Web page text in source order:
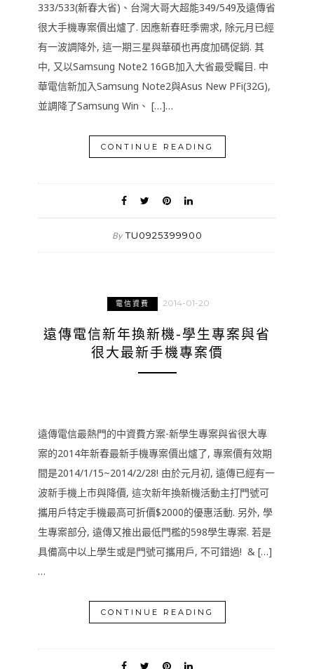
333/533(新春大省)、台灣大哥大超能349/549及遠傳省
很大手機專案價出爐了. 因應新春旺季需求, 除元月已經
有一波調降外, 這一期三星與華碩也再度加碼促銷. 其
中, 又以Samsung Note2 16GB加入大省最受矚目. 中
華電信新加入Samsung Note2與Asus New PFi(32G),
並調降了Samsung Win、 […]…
CONTINUE READING
By TU0925399900
電信資費 2014-01-20
遠傳電信新年換新機-學生專案與省
很大最新手機專案價
遠傳電信最熱門的中資費方案-新學生專案與省很大專
案的2014年新春最新手機專案價出爐了, 專案價有效期
間是2014/1/15~2014/2/28! 由於元月初, 遠傳已經有一
波新手機上市與降價, 這次新年換新機活動主打門號可
攜用戶特定手機最高可折價$2000的優惠活動. 另外, 學
生專案部分, 遠傳又推出最低門檻的598學生專案. 若是
具備高中以上學生或是門號可攜用戶, 不可錯過! & […]
…
CONTINUE READING